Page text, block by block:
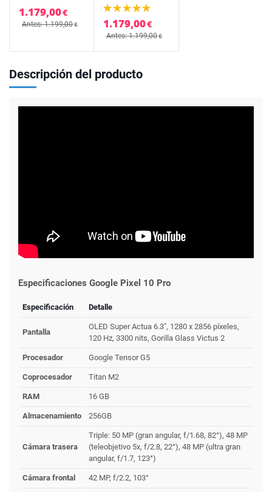
1.179,00€
Antes: 1.199,00€ 1.179,00€
Antes: 1.199,00€
Descripción del producto
Especificaciones Google Pixel 10 Pro
Especificación Detalle
Pantalla
OLED Super Actua 6.3", 1280 x 2856 píxeles,
120 Hz, 3300 nits, Gorilla Glass Victus 2
Procesador Google Tensor G5
Coprocesador Titan M2
RAM 16 GB
Almacenamiento 256GB
Cámara trasera
Triple: 50 MP (gran angular, f/1.68, 82°), 48 MP
(teleobjetivo 5x, f/2.8, 22°), 48 MP (ultra gran
angular, f/1.7, 123°)
Cámara frontal 42 MP, f/2.2, 103°